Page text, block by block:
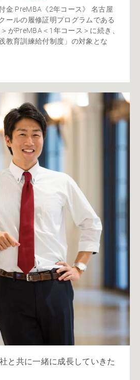
金 PreMBA《2年コース》 名古屋
ールの履修証明プログラムである
がPreMBA＜1年コース＞に続き、
教育訓練給付制度」の対象とな
と共に一緒に成長していきた